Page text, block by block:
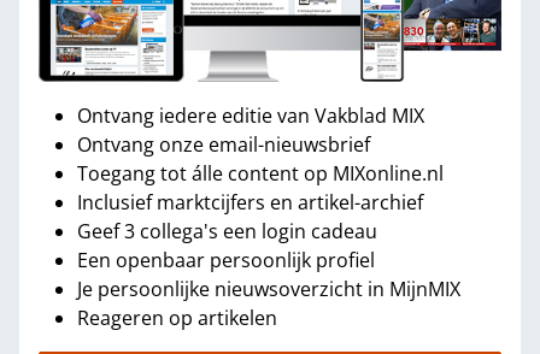
Ontvang iedere editie van Vakblad MIX
Ontvang onze email-nieuwsbrief
Toegang tot álle content op MIXonline.nl
Inclusief marktcijfers en artikel-archief
Geef 3 collega's een login cadeau
Een openbaar persoonlijk profiel
Je persoonlijke nieuwsoverzicht in MijnMIX
Reageren op artikelen